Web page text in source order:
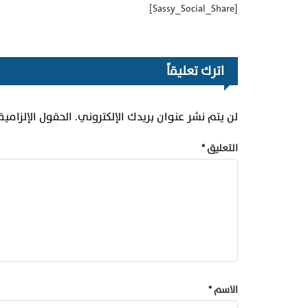
[Sassy_Social_Share]
اترك تعليقاً
لن يتم نشر عنوان بريدك الإلكتروني. الحقول
التعليق*
الاسم*